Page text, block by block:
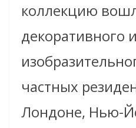
коллекцию
декоративного и
изобразительн
частных
Лондоне, Нью-